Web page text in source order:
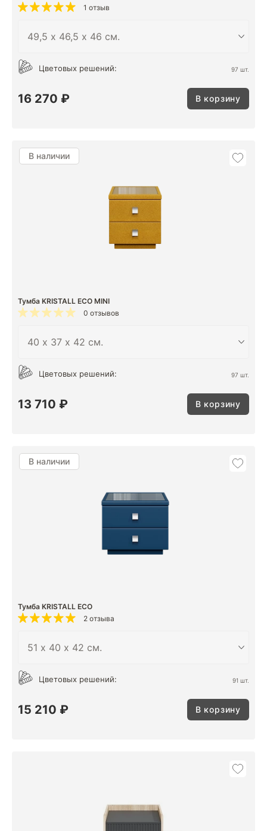
1 отзыв
Цветовых решений: 97 шт.
16 270 ₽ В корзину
В наличии
Тумба KRISTALL ECO MINI
0 отзывов
Цветовых решений: 97 шт.
13 710 ₽ В корзину
В наличии
Тумба KRISTALL ECO
2 отзыва
Цветовых решений: 91 шт.
15 210 ₽ В корзину